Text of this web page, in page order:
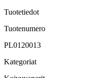
Tuotetiedot
Tuotenumero
PL0120013
Kategoriat